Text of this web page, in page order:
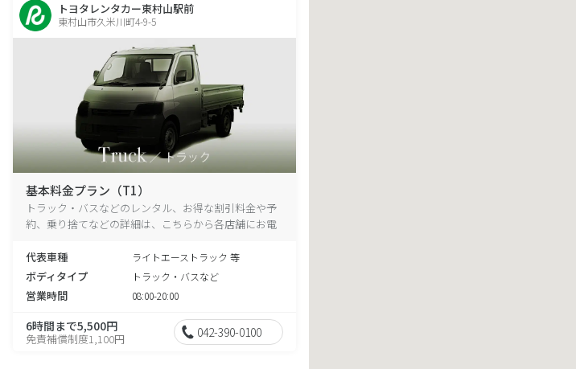
トヨタレンタカー東村山駅前
東村山市久米川町4-9-5
基本料金プラン（T1）
トラック・バスなどのレンタル、お得な割引料金や予
約、乗り捨てなどの詳細は、こちらから各店舗にお電
代表車種
ライトエーストラック 等
ボディタイプ トラック・バスなど
営業時間 08:00-20:00
6時間まで5,500円
免責補償制度1,100円 042-390-0100